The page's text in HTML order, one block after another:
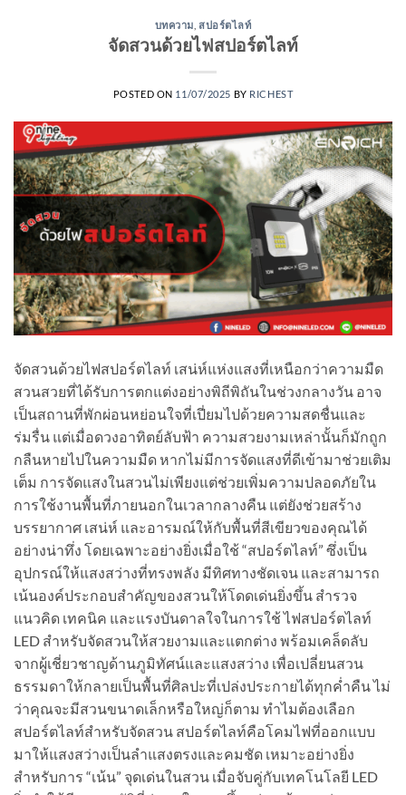
บทความ สปอร์ตไลท์
จัดสวนด้วยไฟสปอร์ตไลท์
POSTED ON 11/07/2025 BY RICHEST
จัดสวนด้วยไฟสปอร์ตไลท์ เสน่ห์แห่งแสงที่เหนือกว่าความมืด
สวนสวยที่ได้รับการตกแต่งอย่างพิถีพิถันในช่วงกลางวัน อาจ
เป็นสถานที่พักผ่อนหย่อนใจที่เปี่ยมไปด้วยความสดชื่นและ
ร่มรื่น แต่เมื่อดวงอาทิตย์ลับฟ้า ความสวยงามเหล่านั้นก็มักถูก
กลืนหายไปในความมืด หากไม่มีการจัดแสงที่ดีเข้ามาช่วยเติม
เต็ม การจัดแสงในสวนไม่เพียงแต่ช่วยเพิ่มความปลอดภัยใน
การใช้งานพื้นที่ภายนอกในเวลากลางคืน แต่ยังช่วยสร้าง
บรรยากาศ เสน่ห์ และอารมณ์ให้กับพื้นที่สีเขียวของคุณได้
อย่างน่าทึ่ง โดยเฉพาะอย่างยิ่งเมื่อใช้ “สปอร์ตไลท์” ซึ่งเป็น
อุปกรณ์ให้แสงสว่างที่ทรงพลัง มีทิศทางชัดเจน และสามารถ
เน้นองค์ประกอบสำคัญของสวนให้โดดเด่นยิ่งขึ้น สำรวจ
แนวคิด เทคนิค และแรงบันดาลใจในการใช้ ไฟสปอร์ตไลท์
LED สำหรับจัดสวนให้สวยงามและแตกต่าง พร้อมเคล็ดลับ
จากผู้เชี่ยวชาญด้านภูมิทัศน์และแสงสว่าง เพื่อเปลี่ยนสวน
ธรรมดาให้กลายเป็นพื้นที่ศิลปะที่เปล่งประกายได้ทุกค่ำคืน ไม่
ว่าคุณจะมีสวนขนาดเล็กหรือใหญ่ก็ตาม ทำไมต้องเลือก
สปอร์ตไลท์สำหรับจัดสวน สปอร์ตไลท์คือโคมไฟที่ออกแบบ
มาให้แสงสว่างเป็นลำแสงตรงและคมชัด เหมาะอย่างยิ่ง
สำหรับการ “เน้น” จุดเด่นในสวน เมื่อจับคู่กับเทคโนโลยี LED